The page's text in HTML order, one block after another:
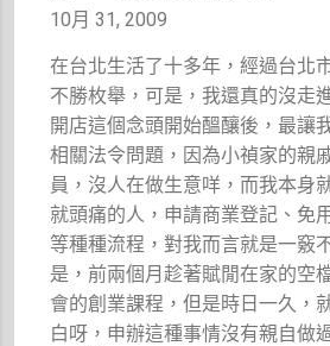
10月 31, 2009
在台北生活了十多年，經過台北
不勝枚舉，可是，我還真的沒走
開店這個念頭開始醞釀後，最讓
相關法令問題，因為小禎家的親
員，沒人在做生意咩，而我本身
就頭痛的人，申請商業登記、免
等種種流程，對我而言就是一竅
是，前兩個月趁著賦閒在家的空
會的創業課程，但是時日一久，
白呀，申辦這種事情沒有親自做